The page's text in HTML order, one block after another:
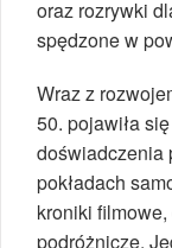
oraz rozrywki
spędzone w
Wraz z
50. pojawiła
doświadczenia
pokładach
kroniki
podróżnicze.